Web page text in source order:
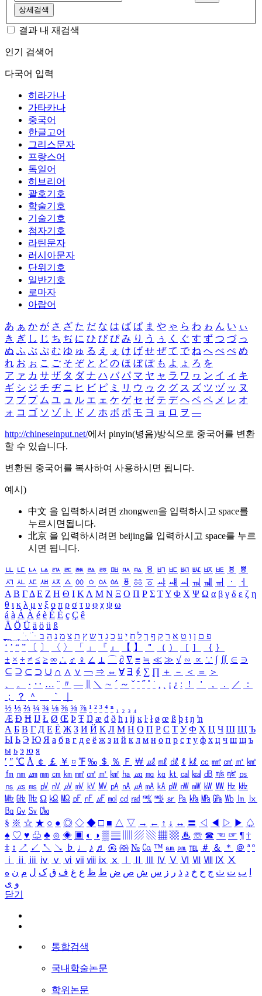
상세검색
결과 내 재검색
인기 검색어
다국어 입력
히라가나
가타카나
중국어
한글고어
그리스문자
프랑스어
독일어
히브리어
괄호기호
학술기호
기술기호
첨자기호
라틴문자
러시아문자
단위기호
일반기호
로마자
아랍어
あ ぁ か が さ ざ た だ な は ば ぱ ま や ゃ ら わ ゎ ん い ぃ
き ぎ し じ ち ぢ に ひ び ぴ み り う ぅ く ぐ す ず つ づ っ
ぬ ふ ぶ ぷ む ゆ ゅ る え ぇ け げ せ ぜ て で ね へ べ ぺ め
れ お ぉ こ ご そ ぞ と ど の ほ ぼ ぽ も よ ょ ろ を
ア ァ カ サ ザ タ ダ ナ ハ バ パ マ ヤ ャ ラ ワ ヮ ン イ ィ キ
ギ シ ジ チ ヂ ニ ヒ ビ ピ ミ リ ウ ゥ ク グ ス ズ ツ ヅ ッ ヌ
フ ブ プ ム ユ ュ ル エ ェ ケ ゲ セ ゼ テ デ ヘ ベ ペ メ レ オ
ォ コ ゴ ソ ゾ ト ド ノ ホ ボ ポ モ ヨ ョ ロ ヲ ―
http://chineseinput.net/에서 pinyin(병음)방식으로 중국어를 변환
할 수 있습니다.
변환된 중국어를 복사하여 사용하시면 됩니다.
예시)
中文 을 입력하시려면 zhongwen을 입력하시고 space를
누르시면됩니다.
北京 을 입력하시려면 beijing을 입력하시고 space를 누르
시면 됩니다.
ㅥ ㅦ ㅧ ㅨ ㅩ ㅪ ㅫ ㅬ ㅭ ㅮ ㅯ ㅰ ㅱ ㅲ ㅳ ㅴ ㅵ ㅶ ㅷ ㅸ
ㅹ
ㅺ ㅻ ㅼ ㅽ ㅾ ㅿ ㆀ ㆁ ㆂ ㆃ ㆄ ㆅ ㆆ ㆇ ㆈ ㆉ ㆊ ㆋ ㆌ ㆍ
ㆎ
Α Β ΓΔ Ε Ζ Η Θ Ι ΚΛ Μ Ν Ξ Ο Π Ρ Σ ΤΥ Φ Χ Ψ Ω α β γ δ ε ζ η
θ ι κ λ μ ν ξ ο π ρ σ τ υ φ χ ψ ω
á à Á À é è É È ç Ç ê
Ä Ö Ü ä ö ü ß
ִֶֹ ֻּ ׁׂ פ ם ן ו ט א ר ק ף ך ל ח י ע כ ג ד ש ץ ת צ מ נ ה ב
‘ ’ “ ” 〔 〕 〈 〉 「 」 『 』 【 】 ＂ （ ） ［ ］ ｛ ｝
± × ÷ ≠ ≤ ≥ ∞ ∴ ♂ ♀ ∠ ⊥ ⌒ ∂ ∇ ≡ ≒ ≪ ≫ √ ∽ ∝ ∵ ∫ ∬ ∈ ∋
⊆ ⊇ ⊂ ⊃ ∪ ∩ ∧ ∨ ￢ ⇒ ⇔ ∀ ∃ ∮ ∑ ∏ ＋ － ＜ ＝
＞
、
。 · ‥ … ¨ 〃 ― ＼ ∼ ´ ～ ˇ ˘ ˝ ˚ ˙ ¸ ¡ ¿ ː ！ ＇ ， ． ／
：
；
？ ＾ ｀
½ ⅓ ⅔ ¼ ¾ ⅛ ⅜ ⅝ ⅞ ¹ ² ³ ⁴ ⁿ ₁ ₂ ₃ ₄
Æ Ð Ħ Ĳ Ł Ø Œ Þ Ŧ Ŋ æ đ ð ħ ı ĳ ĸ ŀ ł ø œ ß þ ŧ ŋ ŉ
А Б В Г Д Е Ё Ж З И Й К Л М Н О П Р С Т У Ф Х Ц Ч Ш Щ Ъ
Ы Ь Э Ю Я а б в г д е ё ж з и й к л м н о п р с т у ф х ц ч ш щ ъ
ы ь э ю я
′ ″ ℃ Å ￠ ￡ ￥ ¤ ℉ ‰ ＄ ％ Ｆ ￦ ㎕ ㎖ ㎗ ℓ ㎘ ㏄ ㎣ ㎤ ㎥ ㎦
㎙ ㎚ ㎛ ㎜ ㎝ ㎞ ㎟ ㎠ ㎡ ㎢ ㏊ ㎍ ㎎ ㎏ ㏏ ㎈ ㎉ ㏈ ㎧ ㎨ ㎰
㎱ ㎲ ㎳ ㎴ ㎵ ㎶ ㎷ ㎸ ㎹ ㎀ ㎁ ㎂ ㎃ ㎄ ㎺ ㎻ ㎽ ㎾ ㎿ ㎐ ㎑
㎒ ㎓ ㎔ Ω ㏀ ㏁ ㎊ ㎋ ㎌ ㏖ ㏅ ㎭ ㎮ ㎯ ㏛ ㎩ ㎪ ㎫ ㎬ ㏝ ㏐
㏓
㏃ ㏉ ㏜ ㏆
§ ※ ☆ ★ ○ ● ◎ ◇ ◆ □ ■ △ ▽ → ← ↑ ↓ ↔ 〓 ◁ ◀ ▷ ▶ ♤
♠ ♡ ♥ ♧ ♣ ⊙ ◈ ▣ ◐ ◑ ▒ ▤ ▨ ▧ ▦ ▩ ♨ ☏ ☎ ☜ ☞ ¶ †
‡ ↕ ↗ ↙ ↖ ↘ ♭ ♩ ♪ ♬ ㉿ ㈜ № ㏇ ™ ㏂ ㏘ ℡ ＃ ＆ ＊ ＠ ª º
ⅰ
ⅱ ⅲ ⅳ ⅴ ⅵ ⅶ ⅷ ⅸ ⅹ Ⅳ Ⅴ Ⅵ Ⅶ Ⅷ Ⅸ Ⅹ
ب ت ث ج ح خ د ذ ر ز س ش ص ض ط ظ ع غ ف ق ک ل م ن ه
و ی
닫기
통합검색
국내학술논문
학위논문